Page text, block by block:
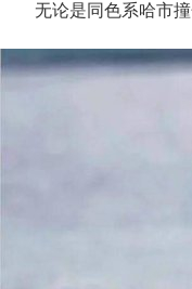
无论是同色系哈市撞